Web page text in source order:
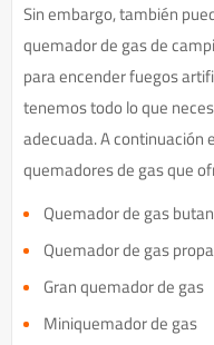
Sin embargo, también
quemador de gas de
para encender fuegos
tenemos todo lo que
adecuada. A continuación
quemadores de gas que
Quemador de gas
Quemador de gas
Gran quemador de gas
Miniquemador de gas